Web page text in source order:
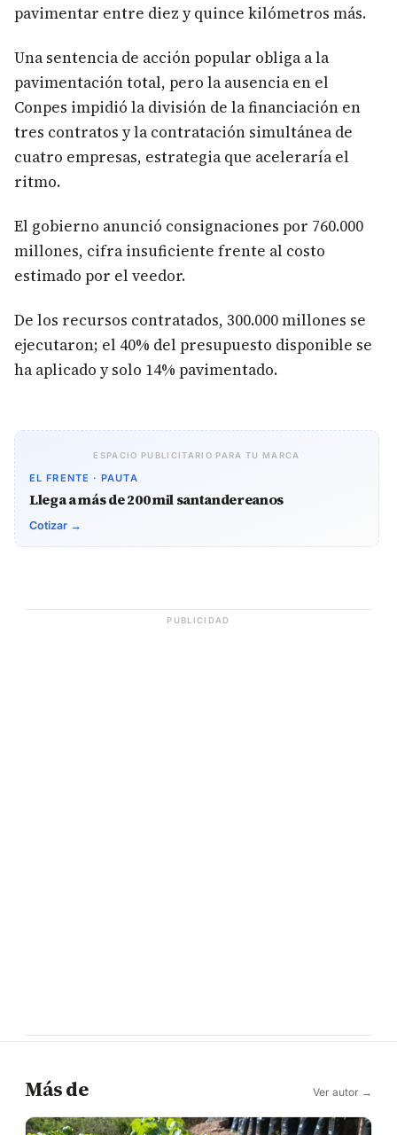
pavimentar entre diez y quince kilómetros más.
Una sentencia de acción popular obliga a la
pavimentación total, pero la ausencia en el
Conpes impidió la división de la financiación en
tres contratos y la contratación simultánea de
cuatro empresas, estrategia que aceleraría el
ritmo.
El gobierno anunció consignaciones por 760.000
millones, cifra insuficiente frente al costo
estimado por el veedor.
De los recursos contratados, 300.000 millones se
ejecutaron; el 40% del presupuesto disponible se
ha aplicado y solo 14% pavimentado.
ESPACIO PUBLICITARIO PARA TU MARCA
EL FRENTE · PAUTA
Llega a más de 200 mil santandereanos
Cotizar →
PUBLICIDAD
Más de Ver autor →